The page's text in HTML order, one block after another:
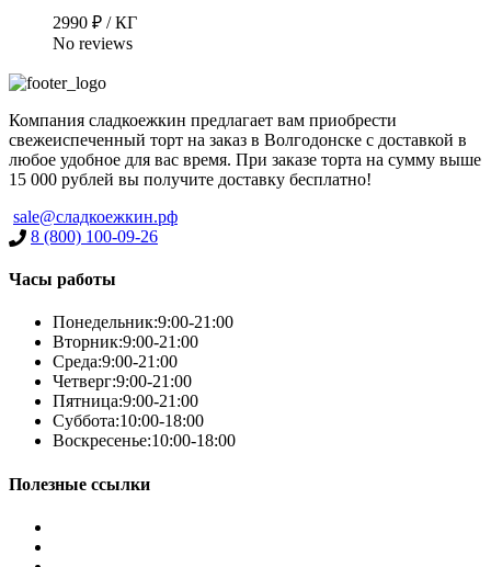
2990 ₽ / КГ
No reviews
Компания сладкоежкин предлагает вам приобрести
свежеиспеченный торт на заказ в Волгодонске с доставкой в
любое удобное для вас время. При заказе торта на сумму выше
15 000 рублей вы получите доставку бесплатно!
sale@сладкоежкин.рф
8 (800) 100-09-26
Часы работы
Понедельник:9:00-21:00
Вторник:9:00-21:00
Среда:9:00-21:00
Четверг:9:00-21:00
Пятница:9:00-21:00
Суббота:10:00-18:00
Воскресенье:10:00-18:00
Полезные ссылки